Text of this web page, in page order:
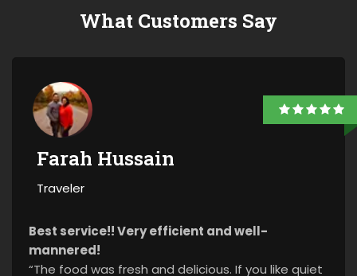
What Customers Say
Farah Hussain
Traveler
Best service!! Very efficient and well-
mannered!
“The food was fresh and delicious. If you like quiet